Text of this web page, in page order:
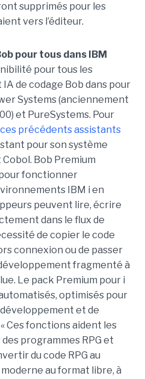
supprimés pour les
vers l’éditeur.
pour tous dans IBM
pour tous les
de codage Bob dans pour
Systems (anciennement
et PureSystems. Pour
précédents assistants
pour son système
Bob Premium
fonctionner
IBM i en
peuvent lire, écrire
dans le flux de
de copier le code
connexion ou de passer
fragmenté à
Le pack Premium pour i
optimisés pour
et de
Ces fonctions aident les
programmes RPG et
du code RPG au
au format libre, à